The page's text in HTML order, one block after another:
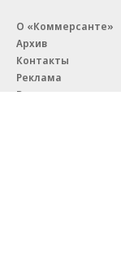
О «Коммерсанте»
Архив
Контакты
Реклама
Вакансии